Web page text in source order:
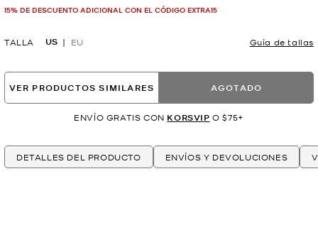
15% DE DESCUENTO ADICIONAL CON EL CÓDIGO EXTRA15
TALLA US EU Guía de tallas
VER PRODUCTOS SIMILARES AGOTADO
ENVÍO GRATIS CON KORSVIP O $75+
DETALLES DEL PRODUCTO ENVÍOS Y DEVOLUCIONES